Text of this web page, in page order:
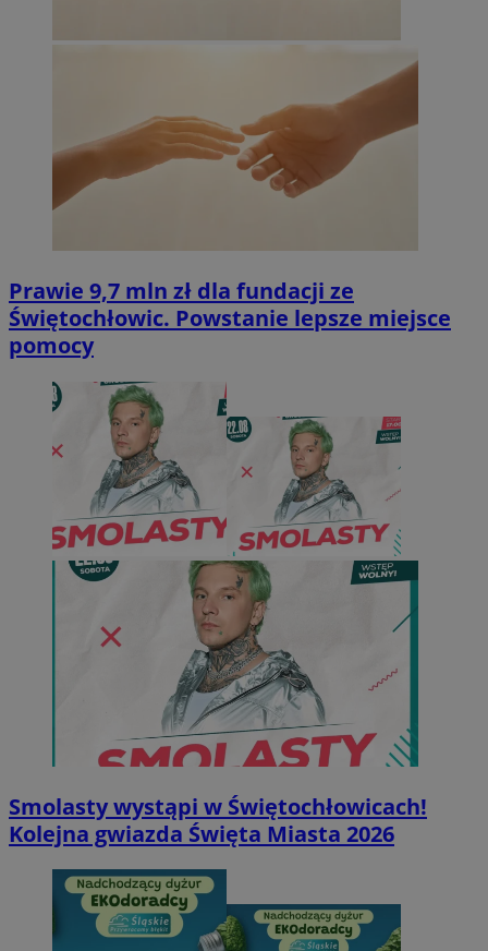
Prawie 9,7 mln zł dla fundacji ze
Świętochłowic. Powstanie lepsze miejsce
pomocy
Smolasty wystąpi w Świętochłowicach!
Kolejna gwiazda Święta Miasta 2026